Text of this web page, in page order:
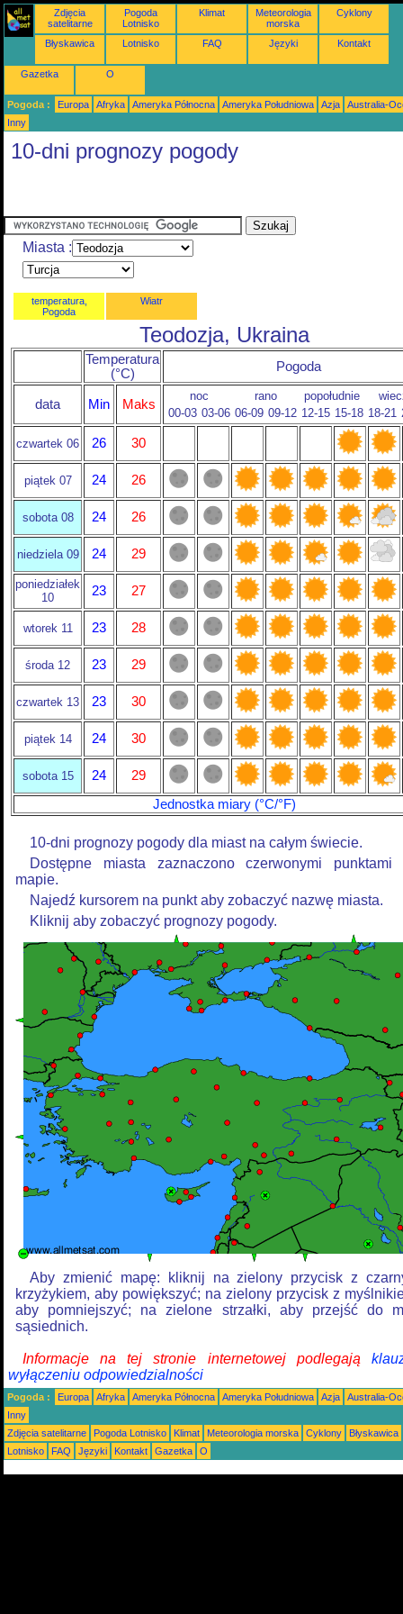
Zdjęcia
satelitarne
Pogoda
Lotnisko
Klimat
Meteorologia
morska
Cyklony
Błyskawica Lotnisko FAQ Języki Kontakt
Gazetka O
Pogoda : Europa Afryka Ameryka Północna Ameryka Południowa Azja
Australia-
Inny
10-dni prognozy pogody
Miasta :
temperatura,
Pogoda
Wiatr
Teodozja, Ukraina
Temperatura
(°C)
Pogoda
data Min Maks
noc rano popołudnie
00-03 03-06 06-09 09-12 12-15 15-18 18-21
czwartek 06 26 30
piątek 07 24 26
sobota 08 24 26
niedziela 09 24 29
poniedziałek
10
23 27
wtorek 11 23 28
środa 12 23 29
czwartek 13 23 30
piątek 14 24 30
sobota 15 24
29
Jednostka miary (°C/°F)
10-dni prognozy pogody dla miast na całym świecie.
Dostępne miasta zaznaczono czerwonymi punktami
mapie.
Najedź kursorem na punkt aby zobaczyć nazwę miasta.
Kliknij aby zobaczyć prognozy pogody.
Aby zmienić mapę: kliknij na zielony przycisk z
krzyżykiem, aby powiększyć; na zielony przycisk z
aby pomniejszyć; na zielone strzałki, aby przejść do
sąsiednich.
Informacje na tej stronie internetowej podlegają
wyłączeniu odpowiedzialności
Pogoda : Europa Afryka Ameryka Północna Ameryka Południowa Azja
Australia-
Inny
Zdjęcia satelitarne
Pogoda Lotnisko Klimat Meteorologia morska Cyklony
Błyskawica
Lotnisko
FAQ Języki Kontakt Gazetka O